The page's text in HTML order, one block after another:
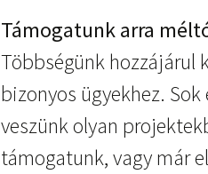
Támogatunk arra
Többségünk hozzájárul
bizonyos ügyekhez.
veszünk olyan
támogatunk, vagy már